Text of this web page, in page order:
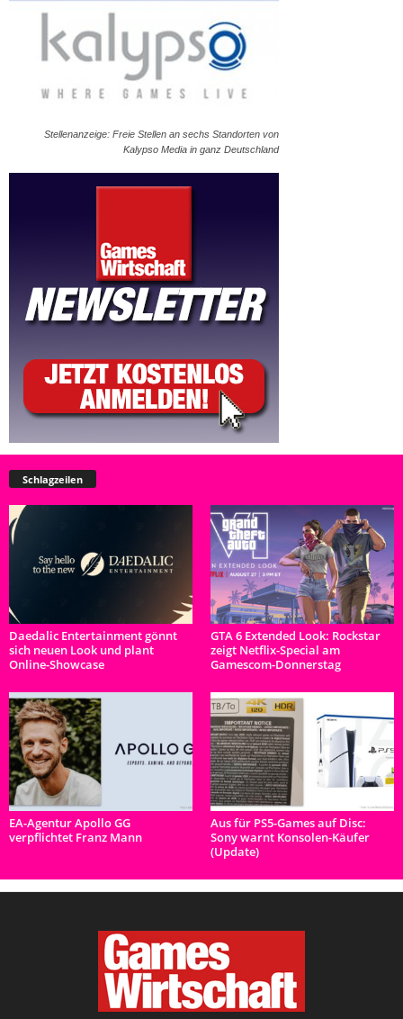
Stellenanzeige: Freie Stellen an sechs Standorten von
Kalypso Media in ganz Deutschland
Schlagzeilen
Daedalic Entertainment gönnt
sich neuen Look und plant
Online-Showcase
GTA 6 Extended Look: Rockstar
zeigt Netflix-Special am
Gamescom-Donnerstag
EA-Agentur Apollo GG
verpflichtet Franz Mann
Aus für PS5-Games auf Disc:
Sony warnt Konsolen-Käufer
(Update)